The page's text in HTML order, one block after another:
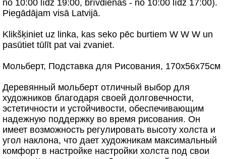
no 10:00 līdz 19:00, brīvdienās - no 10:00 līdz 17:00).
Piegādājam visā Latvijā.
Klikšķiniet uz linka, kas seko pēc burtiem W W W un
pasūtiet tūlīt pat vai zvaniet.
Мольберт, Подставка для Рисования, 170x56x75см
Деревянный мольберт отличный выбор для
художников благодаря своей долговечности,
эстетичности и устойчивости, обеспечивающим
надежную поддержку во время рисования. Он
имеет возможность регулировать высоту холста и
угол наклона, что дает художникам максимальный
комфорт в настройке настройки холста под свои